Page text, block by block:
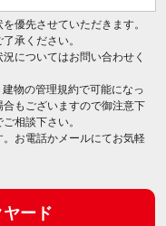
優先させていただきます。
承ください。
についてはお問い合わせく
物の管理規約で可能になっ
もございますので御注意下
相談下さい。
お電話かメールにてお気軽
ード